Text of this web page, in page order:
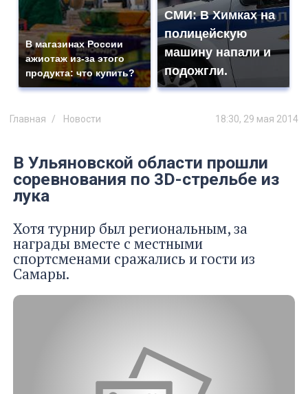
В магазинах России
ажиотаж из-за этого
продукта: что купить?
СМИ: В Химках на
полицейскую
машину напали и
подожгли.
Главная Новости 18:30, 29 мая 2014
В Ульяновской области прошли
соревнования по 3D-стрельбе из
лука
Хотя турнир был региональным, за
награды вместе с местными
спортсменами сражались и гости из
Самары.